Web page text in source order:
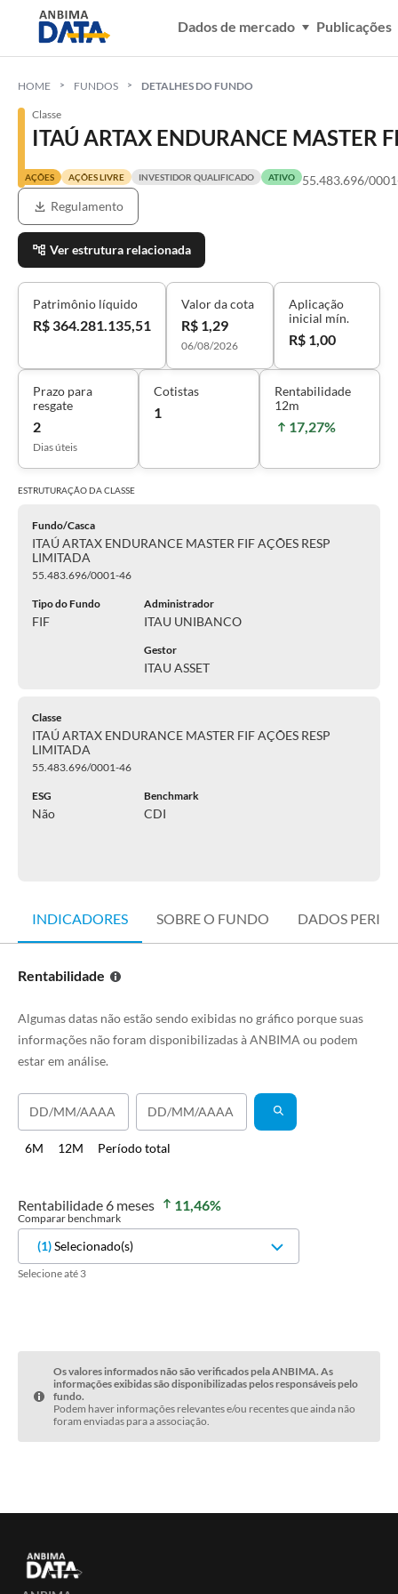
Dados de mercado Publicações
HOME FUNDOS DETALHES DO FUNDO
Classe
ITAÚ ARTAX ENDURANCE MASTER
AÇÕES AÇÕES LIVRE INVESTIDOR QUALIFICADO ATIVO
55.483.696/
Regulamento
Ver estrutura relacionada
Patrimônio líquido
R$ 364.281.135,51
Valor da cota
R$ 1,29
06/08/2026
Aplicação
inicial mín.
R$ 1,00
Prazo para
resgate
2
Dias úteis
Cotistas
1
Rentabilidade
12m
17,27%
ESTRUTURAÇÃO DACLASSE
Fundo/Casca
ITAÚ ARTAX ENDURANCE MASTER FIF AÇÕES RESP
LIMITADA
55.483.696/0001-46
Tipo do Fundo
FIF
Administrador
ITAU UNIBANCO
Gestor
ITAU ASSET
Classe
ITAÚ ARTAX ENDURANCE MASTER FIF AÇÕES RESP
LIMITADA
55.483.696/0001-46
ESG
Não
Benchmark
CDI
INDICADORES SOBRE O FUNDO DADOS
Rentabilidade
Algumas datas não estão sendo exibidas no gráfico porque suas
informações não foram disponibilizadas à ANBIMA ou podem
estar em análise.
6M 12M Período total
Rentabilidade 6 meses 11,46%
Comparar benchmark
(1)Selecionado(s)
Selecione até 3
Os valores informados não são verificados pela ANBIMA. As
informações exibidas são disponibilizadas pelos responsáveis pelo
fundo.
Podem haver informações relevantes e/ou recentes que ainda não
foram enviadas para a associação.